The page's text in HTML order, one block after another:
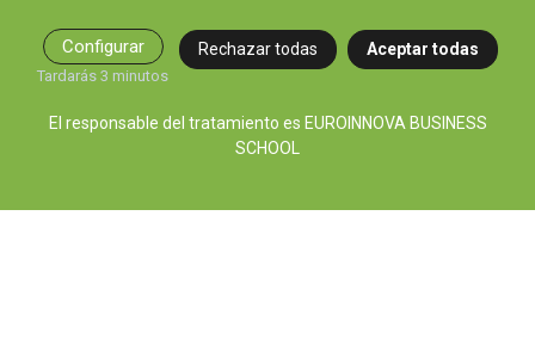
Desistir contrato aquí
Tienes 14 días desde tu matriculación para cancelar sin coste y recibir el
reembolso completo.
Configurar
Tardarás 3 minutos
Rechazar todas Aceptar todas
El responsable del tratamiento es EUROINNOVA BUSINESS
SCHOOL